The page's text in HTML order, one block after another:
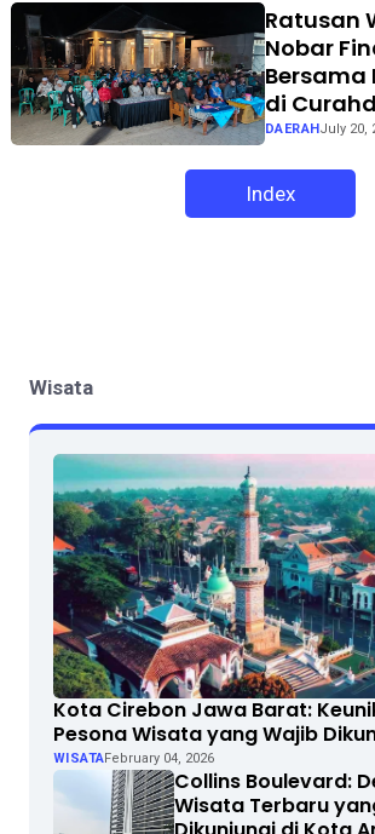
Ratusan
Nobar
Bersama
di
DAERAH July 20,
Index
Wisata
Kota Cirebon Jawa Barat:
Pesona Wisata yang Wajib
WISATAFebruary 04, 2026
Collins Boulevard:
Wisata Terbaru